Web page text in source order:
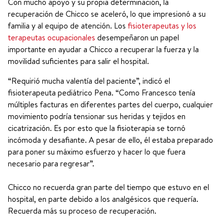
recuperación de Chicco se aceleró, lo que impresionó a su
familia y al equipo de atención. Los fisioterapeutas y los
terapeutas ocupacionales desempeñaron un papel
importante en ayudar a Chicco a recuperar la fuerza y la
movilidad suficientes para salir el hospital.
“Requirió mucha valentía del paciente”, indicó el
fisioterapeuta pediátrico Pena. “Como Francesco tenía
múltiples facturas en diferentes partes del cuerpo, cualquier
movimiento podría tensionar sus heridas y tejidos en
cicatrización. Es por esto que la fisioterapia se tornó
incómoda y desafiante. A pesar de ello, él estaba preparado
para poner su máximo esfuerzo y hacer lo que fuera
necesario para regresar”.
Chicco no recuerda gran parte del tiempo que estuvo en el
hospital, en parte debido a los analgésicos que requería.
Recuerda más su proceso de recuperación.